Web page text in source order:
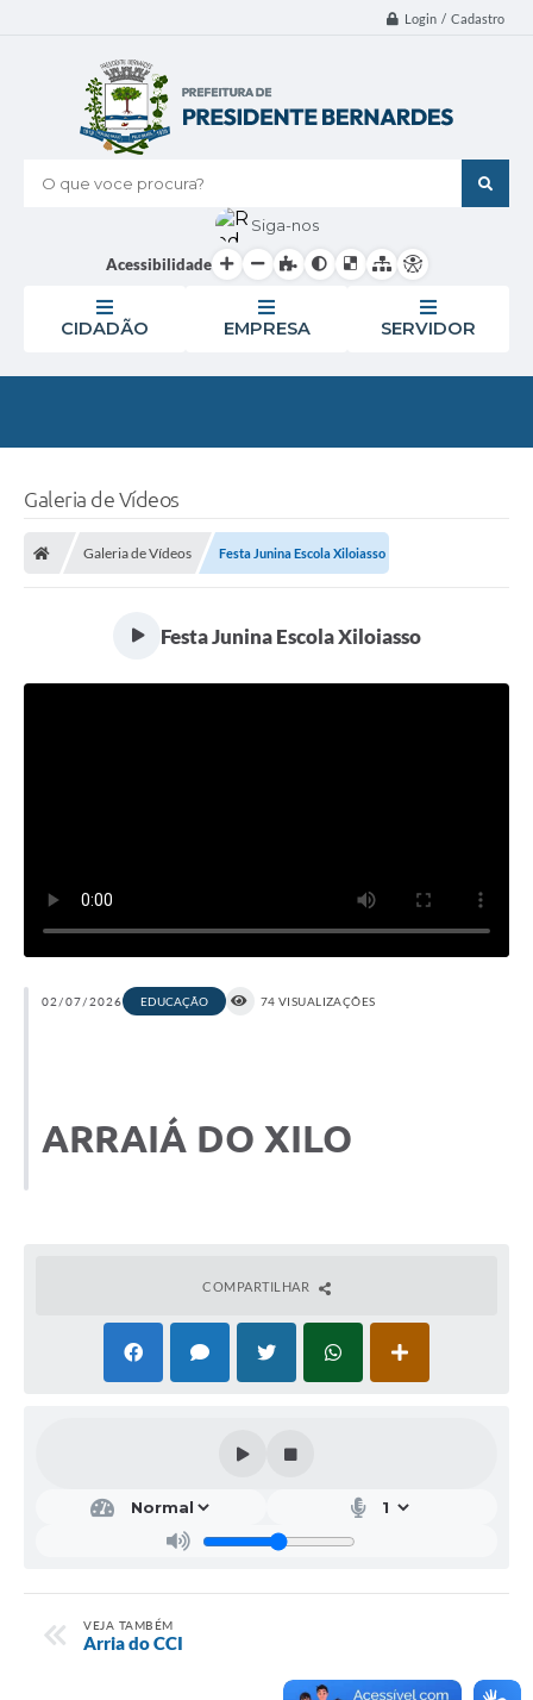
Login / Cadastro
O que voce procura?
Siga-nos
Acessibilidade
CIDADÃO EMPRESA SERVIDOR
Galeria de Vídeos
Galeria de Vídeos Festa Junina Escola Xiloiasso
Festa Junina Escola Xiloiasso
02/07/2026 EDUCAÇÃO 74 VISUALIZAÇÕES
ARRAIÁ DO XILO
COMPARTILHAR
VEJA TAMBÉM
Arria do CCI